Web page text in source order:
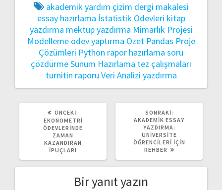
akademik yardım çizim dergi makalesi
essay hazırlama İstatistik Ödevleri kitap
yazdırma mektup yazdırma Mimarlık Projesi
Modelleme ödev yaptırma Özet Pandas Proje
Çözümleri Python rapor hazırlama soru
çözdürmeSunum Hazırlama tez çalışmaları
turnitin raporu Veri Analizi yazdırma
ÖNCEKI:
YAZI:
EKONOMETRI
ÖDEVLERINDE
ZAMAN
KAZANDIRAN
İPUÇLARI
SONRAKI:
YAZI:
AKADEMIK ESSAY
YAZDIRMA:
ÜNIVERSITE
ÖĞRENCILERI İÇIN
REHBER
Bir yanıt yazın